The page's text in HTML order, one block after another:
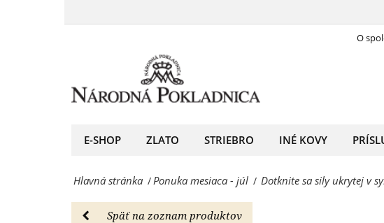
ukrytej
symbole
života
O
E-SHOP ZLATO STRIEBRO INÉ KOVY
Hlavná stránka /Ponuka mesiaca - júl / Dotknite sa sily ukrytej v
Späť na zoznam produktov
šperku
harmónie.
mesiaca